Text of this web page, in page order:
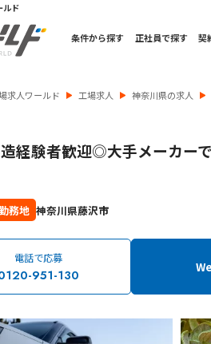
ルド
条件から探す 正社員で探す 契
求人ワールド 工場求人 神奈川県の求人
経験者歓迎◎大手メーカー
務地 神奈川県藤沢市
電話で応募
951-130